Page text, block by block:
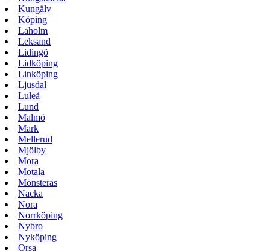
Kungälv
Köping
Laholm
Leksand
Lidingö
Lidköping
Linköping
Ljusdal
Luleå
Lund
Malmö
Mark
Mellerud
Mjölby
Mora
Motala
Mönsterås
Nacka
Nora
Norrköping
Nybro
Nyköping
Orsa